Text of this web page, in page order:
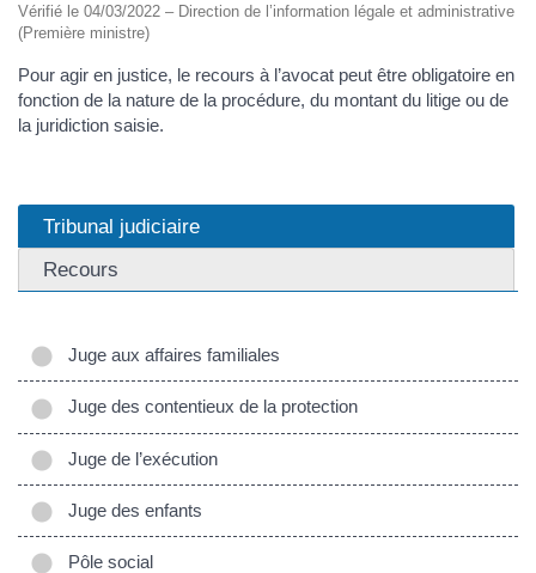
Vérifié le 04/03/2022 – Direction de l’information légale et administrative
(Première ministre)
Pour agir en justice, le recours à l’avocat peut être obligatoire en
fonction de la nature de la procédure, du montant du litige ou de
la juridiction saisie.
Tribunal judiciaire
Recours
Juge aux affaires familiales
Juge des contentieux de la protection
Juge de l’exécution
Juge des enfants
Pôle social